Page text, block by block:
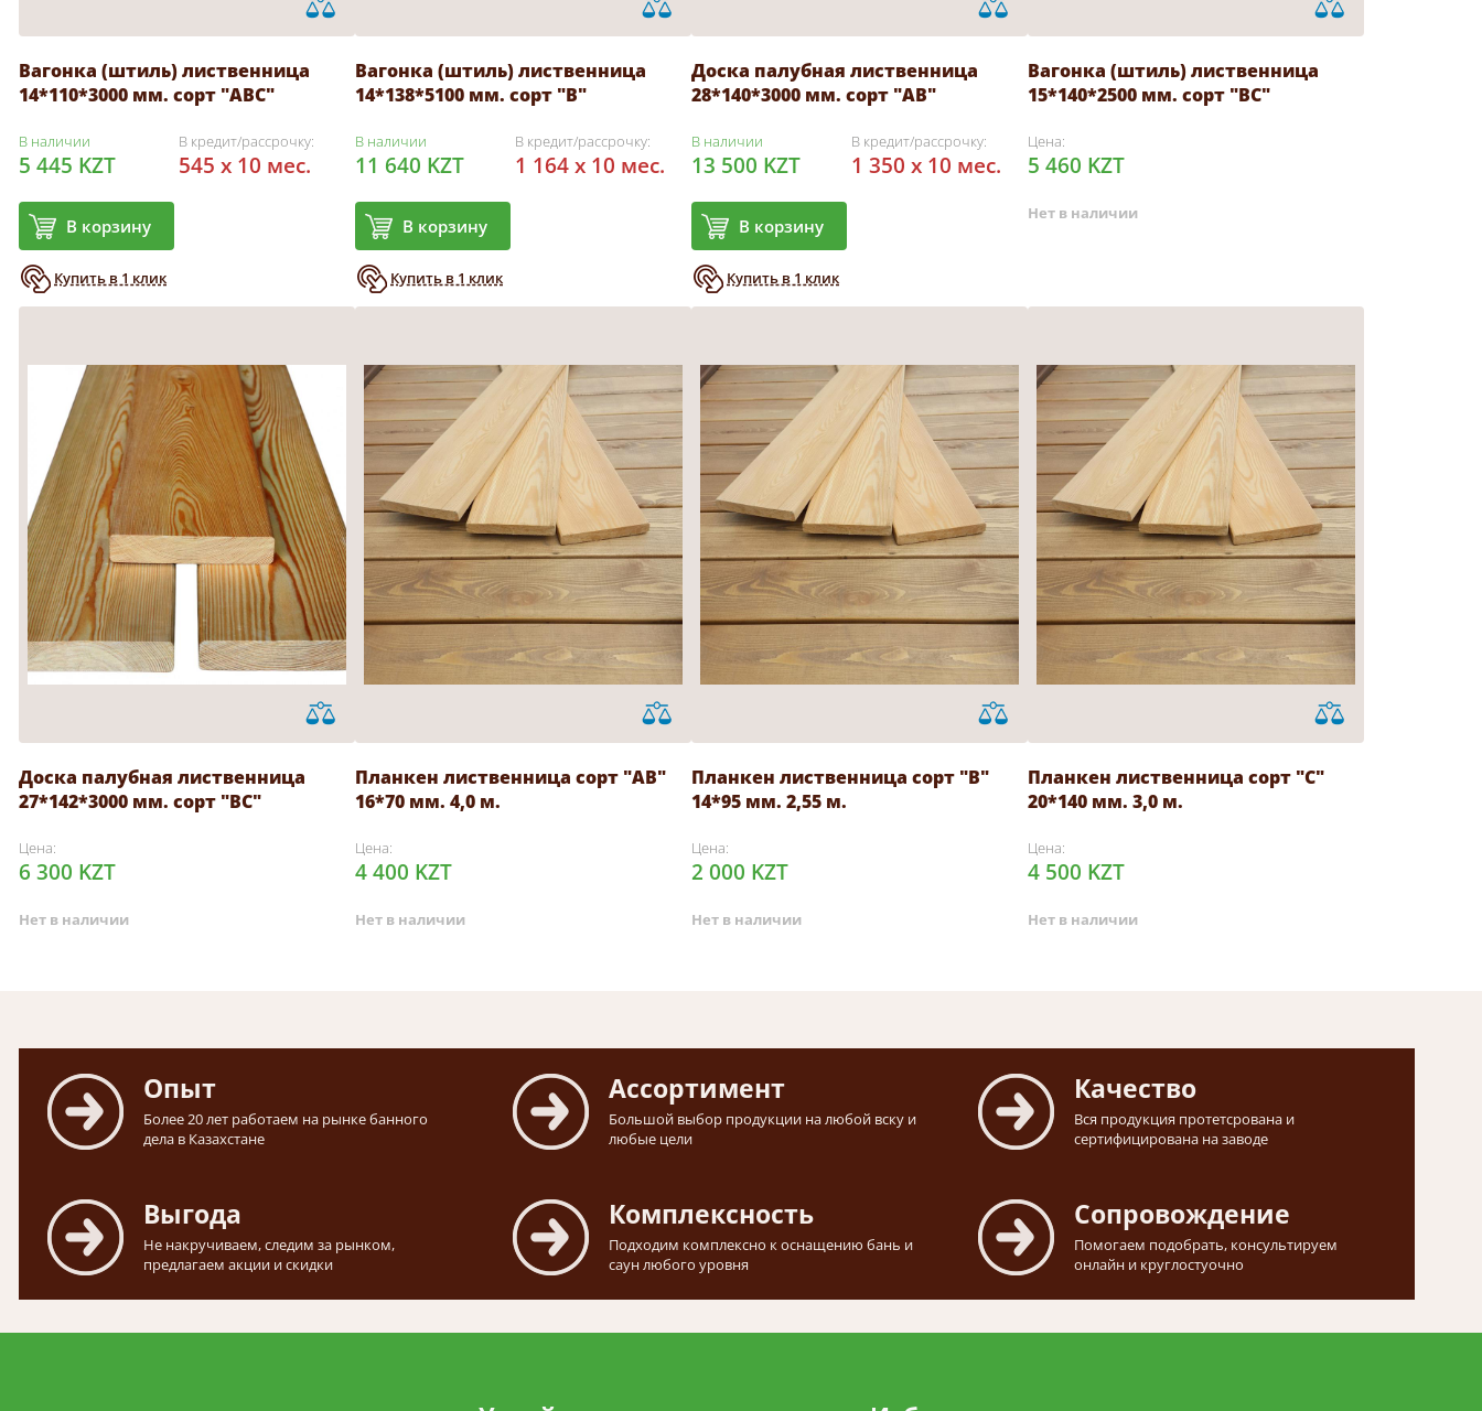
Вагонка (штиль) лиственница
14*110*3000 мм. сорт "АВС"
В наличии
5 445 KZT
В корзину
Купить в 1 клик
В кредит/рассрочку:
545 x 10 мес.
Вагонка (штиль) лиственница
14*138*5100 мм. сорт "В"
В наличии
11 640 KZT
В корзину
Купить в 1 клик
В кредит/рассрочку:
1 164 x 10 мес.
Доска палубная лиственница
28*140*3000 мм. сорт "АВ"
В наличии
13 500 KZT
В корзину
Купить в 1 клик
В кредит/рассрочку:
1 350 x 10 мес.
Вагонка (штиль) лиственница
15*140*2500 мм. сорт "ВС"
Цена:
5 460 KZT
Нет в наличии
Доска палубная лиственница
27*142*3000 мм. сорт "ВС"
Цена:
6 300 KZT
Нет в наличии
Планкен лиственница сорт "АВ"
16*70 мм. 4,0 м.
Цена:
4 400 KZT
Нет в наличии
Планкен лиственница сорт "В"
14*95 мм. 2,55 м.
Цена:
2 000 KZT
Нет в наличии
Планкен лиственница сорт "С"
20*140 мм. 3,0 м.
Цена:
4 500 KZT
Нет в наличии
Опыт
Более 20 лет работаем на рынке банного
дела в Казахстане
Ассортимент
Большой выбор продукции на любой вску и
любые цели
Качество
Вся продукция протетсрована и
сертифицирована на заводе
Выгода
Не накручиваем, следим за рынком,
предлагаем акции и скидки
Комплексность
Подходим комплексно к оснащению бань и
саун любого уровня
Сопровождение
Помогаем подобрать, консультируем
онлайн и круглостуочно